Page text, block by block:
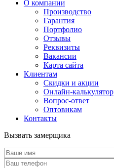
О компании
Производство
Гарантия
Портфолио
Отзывы
Реквизиты
Вакансии
Карта сайта
Клиентам
Скидки и акции
Онлайн-калькулятор
Вопрос-ответ
Оптовикам
Контакты
Вызвать замерщика